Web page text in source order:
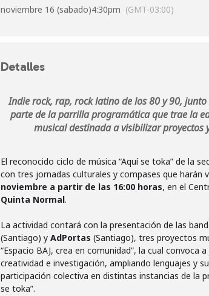
noviembre 16 (sabado)4:30pm (GMT-03:00)
Detalles
Indie rock, rap, rock latino de los 80 y 90,
parte de la parrilla programática que trae la
musical destinada a visibilizar proyectos
El reconocido ciclo de música “Aquí se toka” de la
con tres jornadas culturales y compases que harán
noviembre a partir de las 16:00 horas, en el
Quinta Normal.
La actividad contará con la presentación de las
(Santiago) y AdPortas (Santiago), tres proyectos
“Espacio BAJ, crea en comunidad”, la cual
creatividad e investigación, ampliando lenguajes y
participación colectiva en distintas instancias de la
se toka”.